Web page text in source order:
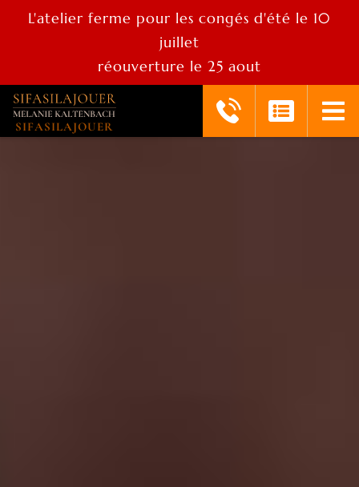
L'atelier ferme pour les congés d'été le 10
juillet
réouverture le 25 aout
SIFASILAJOUER